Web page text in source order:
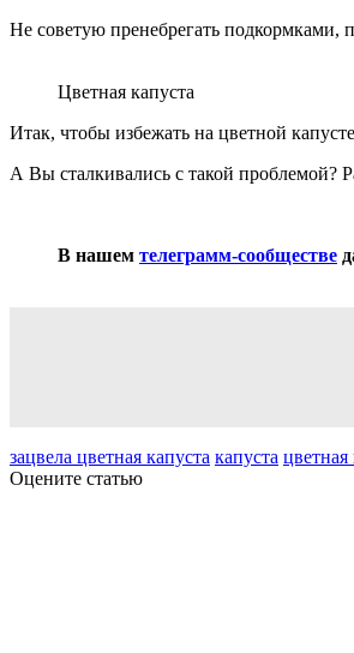
Не советую пренебрегать подкормками,
Цветная капуста
Итак, чтобы избежать на цветной
А Вы сталкивались с такой проблемой?
В нашем телеграмм-сообществе
зацвела цветная капуста капуста цветная
Оцените статью